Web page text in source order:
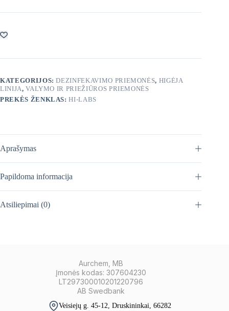
paviršių
1l
KATEGORIJOS:DEZINFEKAVIMO PRIEMONĖS, HIGĖJA
LINIJA,VALYMO IR PRIEŽIŪROS PRIEMONĖS
PREKĖS ŽENKLAS:HI-LABS
Aprašymas
Papildoma informacija
Atsiliepimai (0)
Aurchem, MB
Įmonės kodas: 307604230
LT297300010201220796
AB Swedbank
Veisiejų g. 45-12, Druskininkai, 66282